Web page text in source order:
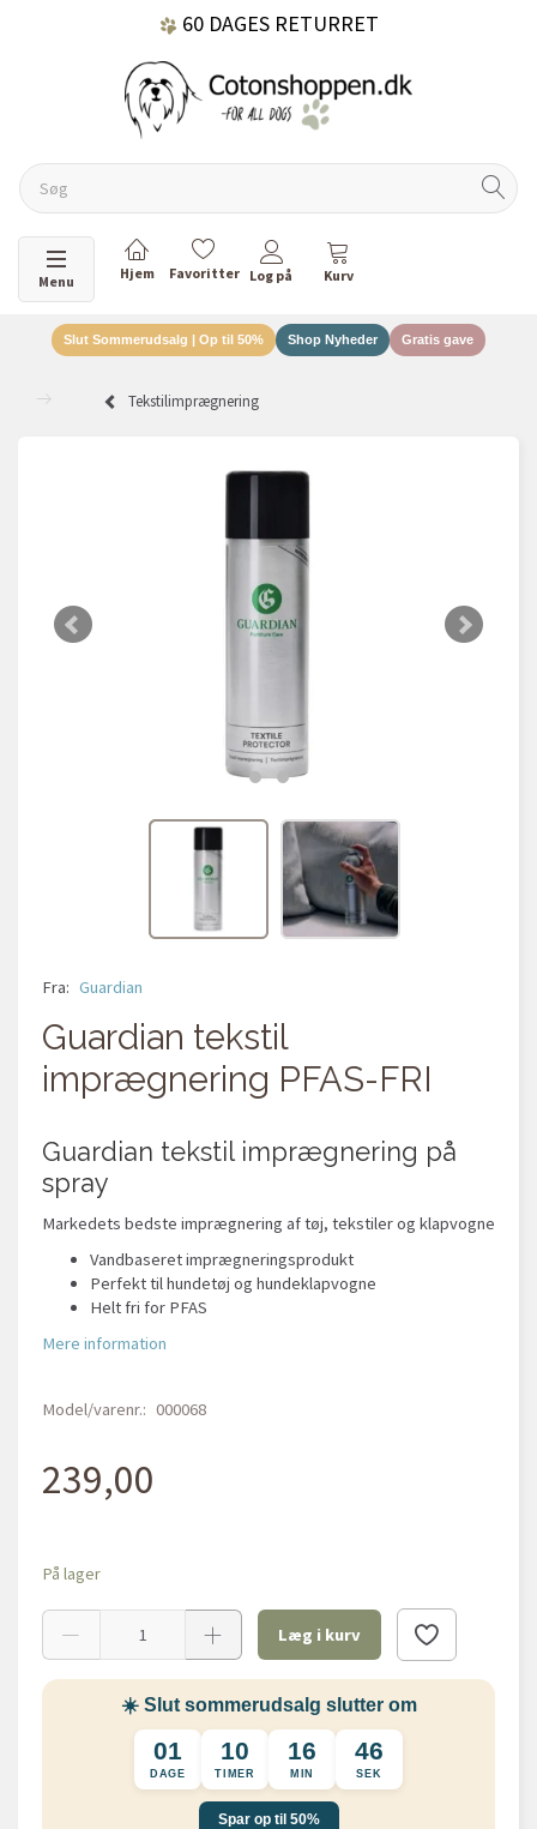
60 DAGES RETURRET
Skifte navigation
Menu
Slut Sommerudsalg | Op til 50% Shop Nyheder Gratis gave
Tekstilimprægnering
Fra: Guardian
Guardian tekstil
imprægnering PFAS-FRI
Guardian tekstil imprægnering på
spray
Markedets bedste imprægnering af tøj, tekstiler og klapvogne
Vandbaseret imprægneringsprodukt
Perfekt til hundetøj og hundeklapvogne
Helt fri for PFAS
Mere information
Model/varenr.: 000068
239,00
På lager
Læg i kurv
☀️ Slut sommerudsalg slutter om
01
DAGE
10
TIMER
16
MIN
45
SEK
Spar op til 50%